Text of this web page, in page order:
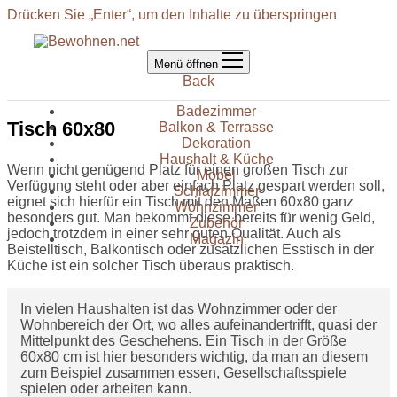
Drücken Sie „Enter“, um den Inhalte zu überspringen
Menü öffnen
Back
Badezimmer
Balkon & Terrasse
Dekoration
Haushalt & Küche
Möbel
Schlafzimmer
Wohnzimmer
Zubehör
Magazin
Tisch 60x80
Wenn nicht genügend Platz für einen großen Tisch zur
Verfügung steht oder aber einfach Platz gespart werden soll,
eignet sich hierfür ein Tisch mit den Maßen 60x80 ganz
besonders gut. Man bekommt diese bereits für wenig Geld,
jedoch trotzdem in einer sehr guten Qualität. Auch als
Beistelltisch, Balkontisch oder zusätzlichen Esstisch in der
Küche ist ein solcher Tisch überaus praktisch.
In vielen Haushalten ist das Wohnzimmer oder der
Wohnbereich der Ort, wo alles aufeinandertrifft, quasi der
Mittelpunkt des Geschehens. Ein Tisch in der Größe
60x80 cm ist hier besonders wichtig, da man an diesem
zum Beispiel zusammen essen, Gesellschaftsspiele
spielen oder arbeiten kann.